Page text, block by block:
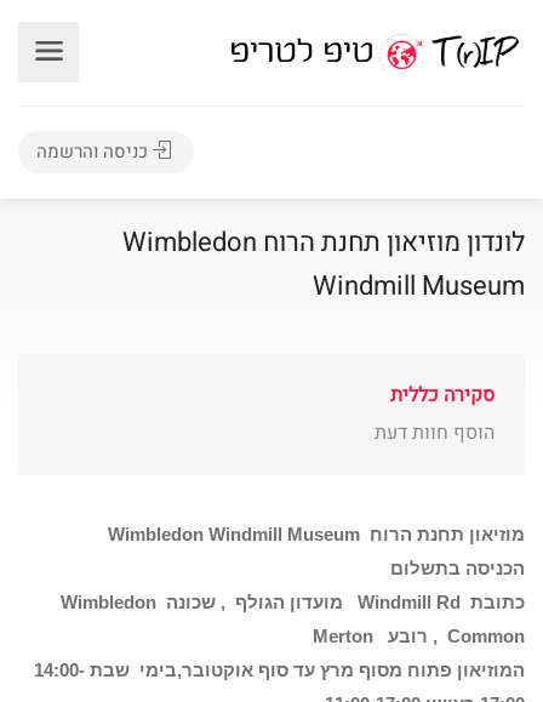
כניסה והרשמה
לונדון מוזיאון תחנת הרוח Wimbledon
Windmill Museum
סקירה כללית
הוסף חוות דעת
מוזיאון תחנת הרוח Wimbledon Windmill Museum
הכניסה בתשלום
כתובת Windmill Rd מועדון הגולף , שכונה Wimbledon
Common , רובע
Merton
המוזיאון פתוח מסוף מרץ עד סוף אוקטובר,בימי שבת 14:00-